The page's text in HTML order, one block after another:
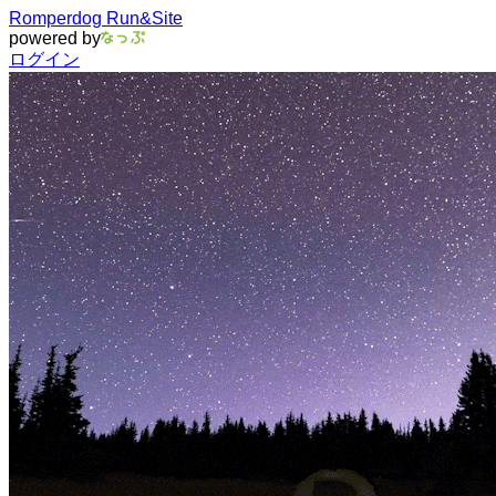
Romperdog Run&Site
powered by
ログイン